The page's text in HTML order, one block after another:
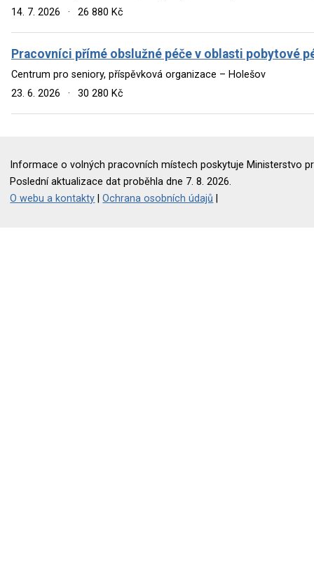
14. 7. 2026
· 26 880 Kč
Pracovníci přímé obslužné péče v oblasti pobytové
Centrum pro seniory, příspěvková organizace – Holešov
23. 6. 2026
· 30 280 Kč
Informace o volných pracovních místech poskytuje Ministerstvo
Poslední aktualizace dat proběhla dne 7. 8. 2026.
O webu a kontakty |Ochrana osobních údajů